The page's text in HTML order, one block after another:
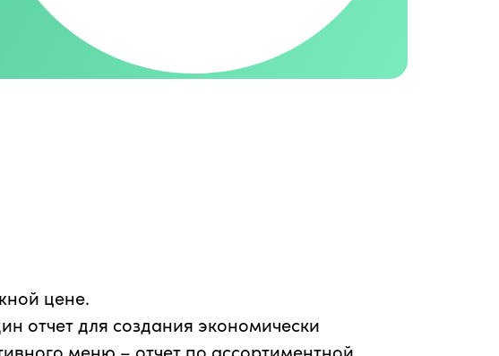
цене.
отчет для создания экономически
меню – отчет по ассортиментной